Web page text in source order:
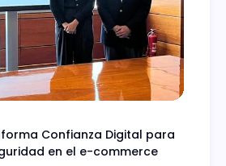
Confianza Digital para
en el e-commerce